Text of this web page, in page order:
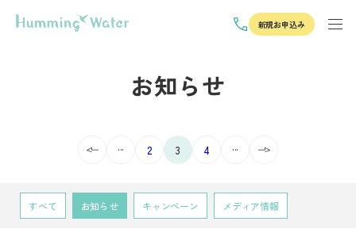
新規お申込み
お知らせ
... 2 3 4 ...
すべて お知らせ キャンペーン メディア情報